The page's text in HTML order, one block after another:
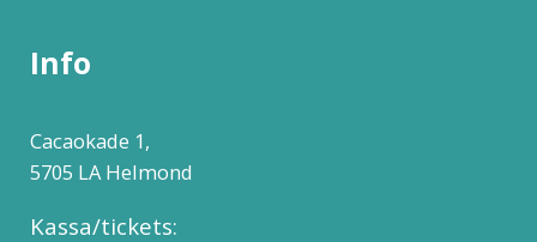
Info
Cacaokade 1,
5705 LA Helmond
Kassa/tickets: